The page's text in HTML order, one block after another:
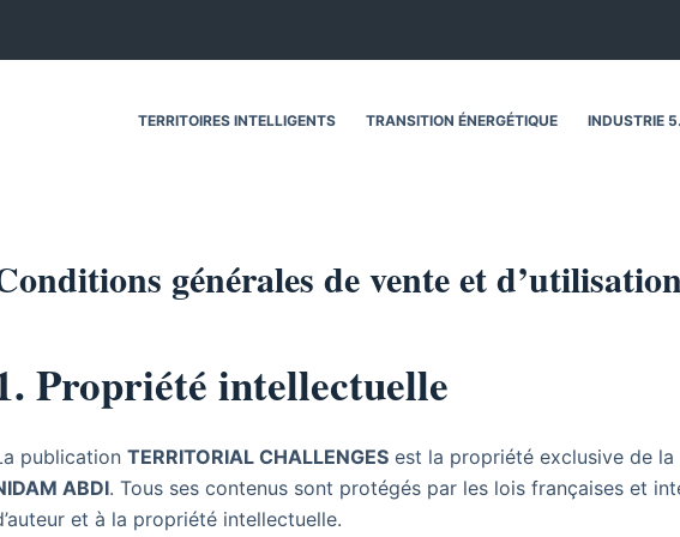
TERRITOIRES INTELLIGENTS TRANSITION ÉNERGÉTIQUE INDUSTRIE
générales de vente et
Propriété intellectuelle
publicationTERRITORIAL CHALLENGES est la propriété exclusive de la
ABDI. Tous ses contenus sont protégés par les lois françaises et
et à la propriété intellectuelle.